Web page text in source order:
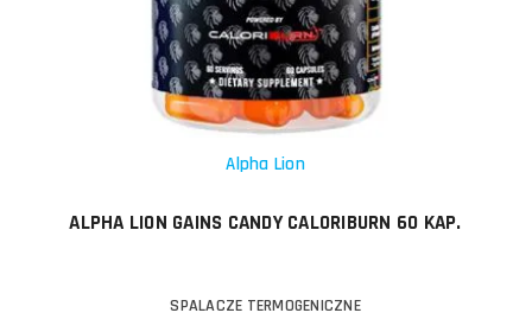
Alpha Lion
ALPHA LION GAINS CANDY CALORIBURN 60 KAP.
SPALACZE TERMOGENICZNE